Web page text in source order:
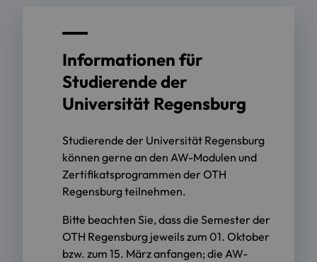
Informationen für
Studierende der
Universität Regensburg
Studierende der Universität Regensburg
können gerne an den AW-Modulen und
Zertifikatsprogrammen der OTH
Regensburg teilnehmen.
Bitte beachten Sie, dass die Semester der
OTH Regensburg jeweils zum 01. Oktober
bzw. zum 15. März anfangen; die AW-